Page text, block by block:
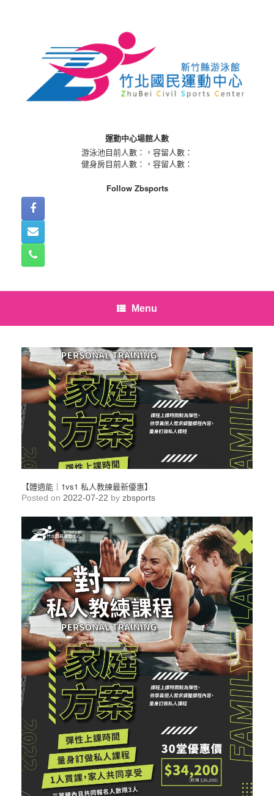
運動中心場館人數
游泳池目前人數：
，容留人數：
健身房目前人數：
，容留人數：
Follow Zbsports
Menu
【體適能｜1vs1 私人教練最新優惠】
Posted on 2022-07-22 by zbsports